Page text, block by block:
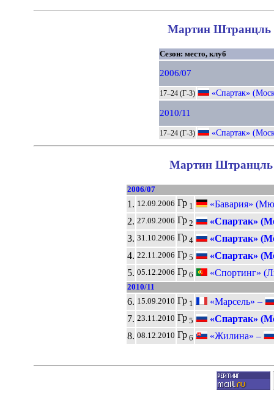
Мартин Штранцль
Сезон: место, клуб
2006/07
17–24 (Г-3) «Спартак»
2010/11
17–24 (Г-3) «Спартак»
Мартин Штранцль
2006/07
1. 12.09.2006 Гр 1
«Бавария»
2. 27.09.2006 Гр 2
«Спартак»
3. 31.10.2006 Гр 4
«Спартак»
4. 22.11.2006 Гр 5
«Спартак»
5. 05.12.2006 Гр 6 «Спортинг»
2010/11
6. 15.09.2010 Гр 1
«Марсель» –
7. 23.11.2010 Гр 5
«Спартак»
8. 08.12.2010 Гр 6 «Жилина» –